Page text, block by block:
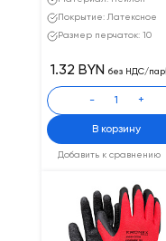
Покрытие: Латексное
Размер перчаток: 10
Добавить к сравнению
1.32 BYN без НДС/пар
- +
В корзину